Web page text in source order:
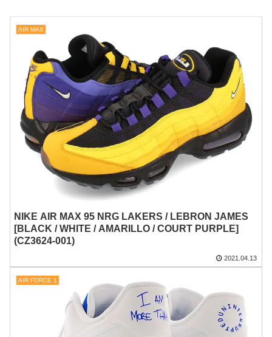
AIR MAX
NIKE AIR MAX 95 NRG LAKERS / LEBRON JAMES
[BLACK / WHITE / AMARILLO / COURT PURPLE]
(CZ3624-001)
2021.04.13
AIR FORCE 1